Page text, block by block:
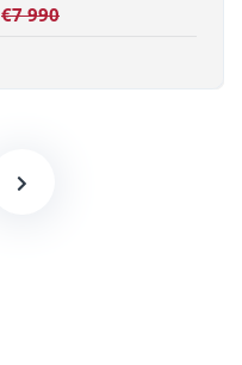
€7 990